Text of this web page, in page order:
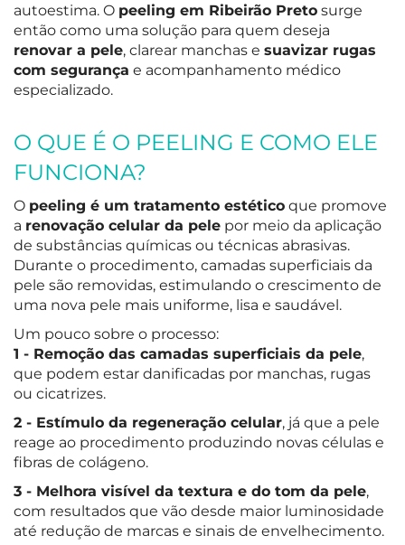
autoestima. O peeling em Ribeirão Preto surge
então como uma solução para quem deseja
renovar a pele, clarear manchas e suavizar rugas
com segurança e acompanhamento médico
especializado.
O QUE É O PEELING E COMO ELE
FUNCIONA?
O peeling é um tratamento estético que promove
a renovação celular da pele por meio da aplicação
de substâncias químicas ou técnicas abrasivas.
Durante o procedimento, camadas superficiais da
pele são removidas, estimulando o crescimento de
uma nova pele mais uniforme, lisa e saudável.
Um pouco sobre o processo:
Remoção das camadas superficiais da pele,
que podem estar danificadas por manchas, rugas
ou cicatrizes.
Estímulo da regeneração celular, já que a pele
reage ao procedimento produzindo novas células e
fibras de colágeno.
Melhora visível da textura e do tom da pele,
com resultados que vão desde maior luminosidade
até redução de marcas e sinais de envelhecimento.